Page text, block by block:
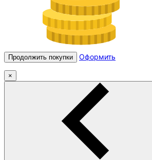
Продолжить покупки Оформить
×